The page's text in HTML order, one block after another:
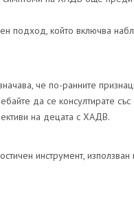
подход, който включва
че по-ранните
да се консултирате със
на децата с ХАДВ.
инструмент, използван